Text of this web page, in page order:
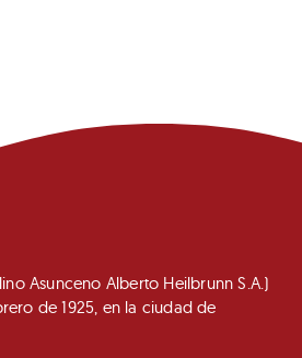
Asunceno Alberto Heilbrunn S.A.)
de 1925, en la ciudad de